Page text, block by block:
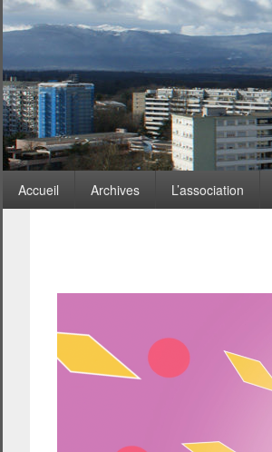
Menu
principal
Accueil Archives L’association